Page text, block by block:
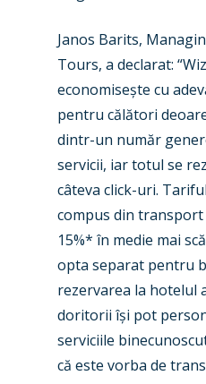
Janos Barits,
Tours, a declarat:
economisește cu
pentru călători
dintr-un număr
servicii, iar totul se
câteva click-uri.
compus din transport
15%* în medie mai
opta separat pentru
rezervarea la hotelul
doritorii își pot
serviciile
că este vorba de